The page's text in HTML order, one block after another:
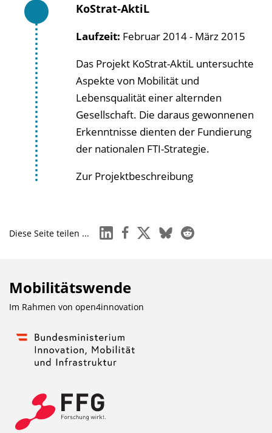
KoStrat-AktiL
Laufzeit: Februar 2014 - März 2015
Das Projekt KoStrat-AktiL untersuchte
Aspekte von Mobilität und
Lebensqualität einer alternden
Gesellschaft. Die daraus gewonnenen
Erkenntnisse dienten der Fundierung
der nationalen FTI-Strategie.
Zur Projektbeschreibung
Diese Seite teilen ... linkedinfacebook
x blueskyreddit
Mobilitätswende
Im Rahmen von open4innovation